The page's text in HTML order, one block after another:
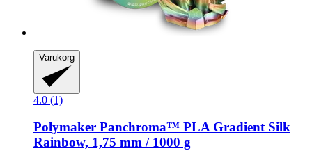
Varukorg
4.0 (1)
Polymaker Panchroma™ PLA Gradient Silk
Rainbow, 1,75 mm / 1000 g